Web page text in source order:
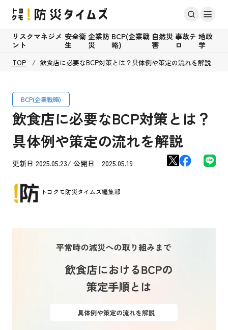
リスクマネジメ
ント
安全衛
生
企業防
災
BCP(企業戦
略)
自然災
害
事故テ
ロ
地政
学
TOP 飲食店に必要なBCP対策とは？具体例や策定の流れを解説
BCP(企業戦略)
飲食店に必要なBCP対策とは？
具体例や策定の流れを解説
更新日 2025.05.23/ 公開日 2025.05.19
トヨクモ防災タイムズ編集部